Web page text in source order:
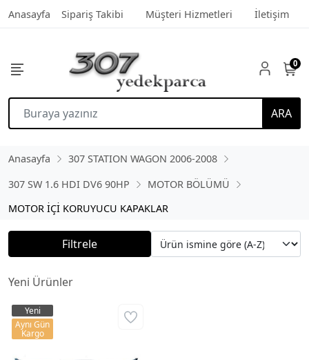
Anasayfa Sipariş Takibi Müşteri Hizmetleri İletişim
ARA
0
Anasayfa
307 STATION WAGON 2006-2008
307 SW 1.6 HDI DV6 90HP
MOTOR BÖLÜMÜ
MOTOR İÇİ KORUYUCU KAPAKLAR
Filtrele
Yeni Ürünler
Yeni
Aynı Gün
Kargo